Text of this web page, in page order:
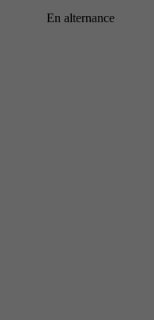
En alternance